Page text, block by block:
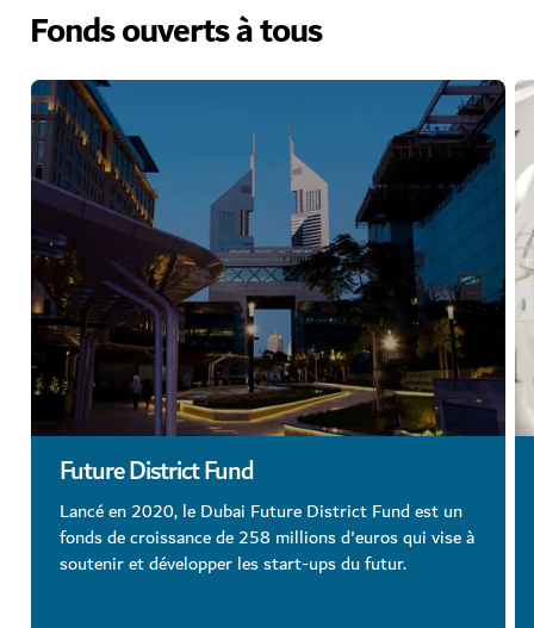
Fonds ouverts à tous
Future District Fund
Lancé en 2020, le Dubai Future District Fund est un
fonds de croissance de 258 millions d'euros qui vise à
soutenir et développer les start-ups du futur.